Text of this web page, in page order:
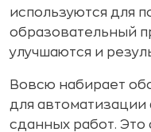
используются для
образовательный
улучшаются и
Вовсю набирает
для автоматизации
сданных работ. Это